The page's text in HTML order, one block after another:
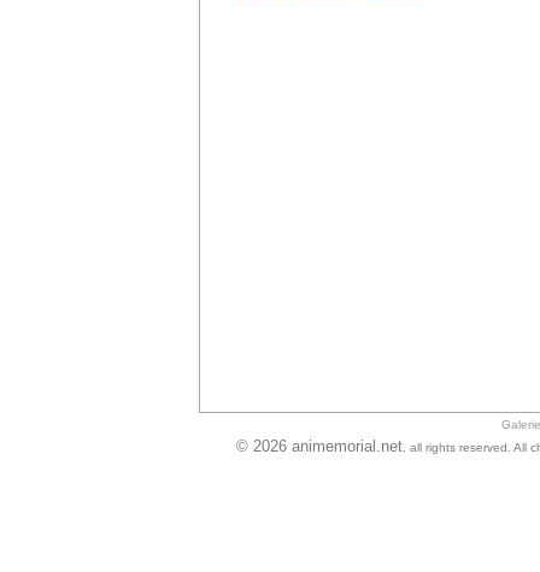
Galerie
© 2026 animemorial.net, all rights reserved. All